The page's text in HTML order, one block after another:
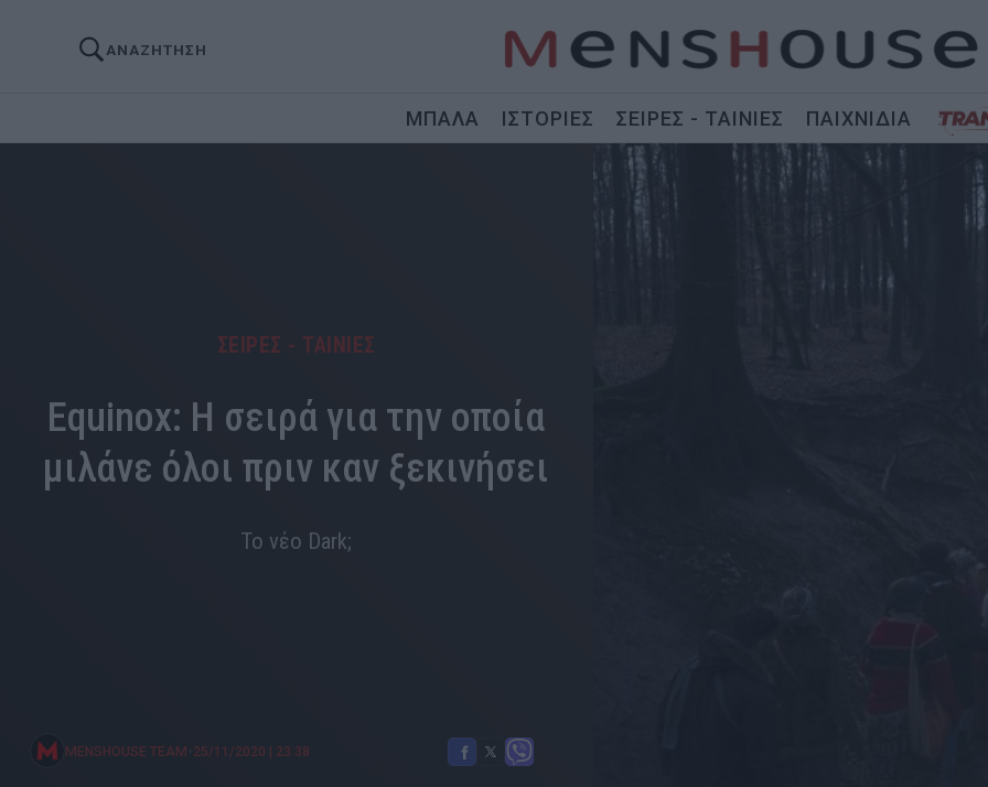
ΑΝΑΖΗΤΗΣΗ
ΜΠΑΛΑ ΙΣΤΟΡΙΕΣ ΣΕΙΡΕΣ - ΤΑΙΝΙΕΣ ΠΑΙΧΝΙΔΙΑ
ΣΕΙΡΕΣ - ΤΑΙΝΙΕΣ
Equinox: Η σειρά για την οποία
μιλάνε όλοι πριν καν ξεκινήσει
Το νέο Dark;
MENSHOUSE TEAM 25/11/2020 | 23:38